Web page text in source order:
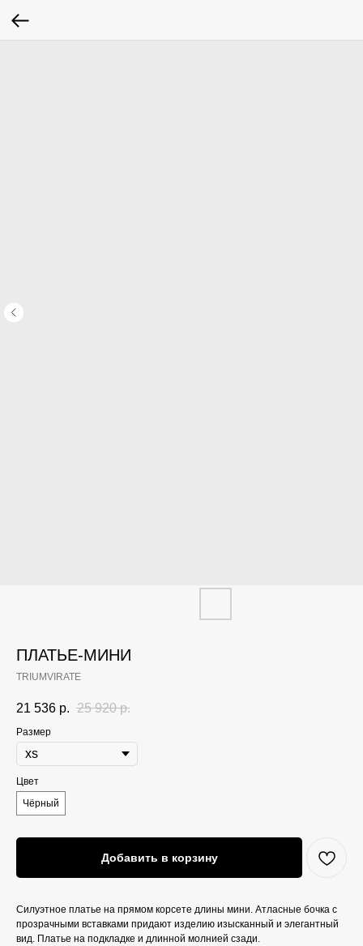
ПЛАТЬЕ-МИНИ
TRIUMVIRATE
21 536 р. 25 920 р.
Размер
Цвет
Чёрный
Добавить в корзину
Силуэтное платье на прямом корсете длины мини. Атласные бочка с
прозрачными вставками придают изделию изысканный и элегантный
вид. Платье на подкладке и длинной молнией сзади.